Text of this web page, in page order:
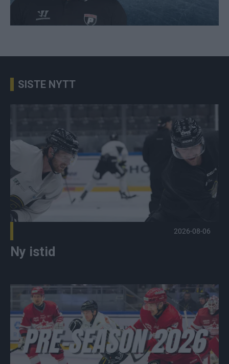
SISTE NYTT
2026-08-06
Ny istid
Sesongoppkjøringen er i gang Publisert 2026-07-27